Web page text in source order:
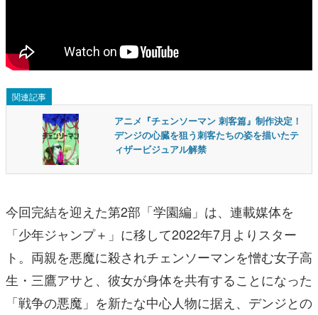
関連記事
アニメ『チェンソーマン 刺客篇』制作決定！
デンジの心臓を狙う刺客たちの姿を描いたテ
ィザービジュアル解禁
今回完結を迎えた第2部「学園編」は、連載媒体を
「少年ジャンプ＋」に移して2022年7月よりスター
ト。両親を悪魔に殺されチェンソーマンを憎む女子高
生・三鷹アサと、彼女が身体を共有することになった
「戦争の悪魔」を新たな中心人物に据え、デンジとの